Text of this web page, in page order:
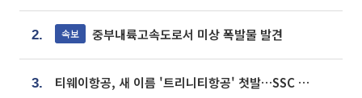
2. 속보 중부내륙고속도로서 미상 폭발물 발견
3. 티웨이항공, 새 이름 '트리니티항공' 첫발…SSC 전략 본격화